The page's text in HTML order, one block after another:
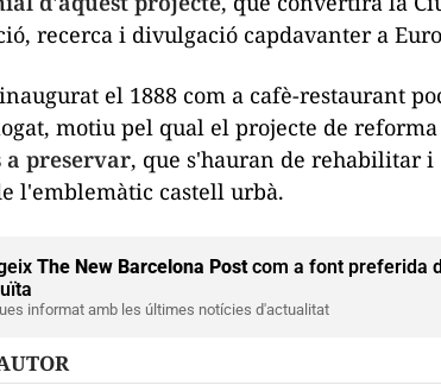
recerca i divulgació capdavanter a
el 1888 com a cafè-restaurant
motiu pel qual el projecte de
a preservar, que s'hauran de rehabilitar
l'emblemàtic castell urbà.
The New Barcelona Postcom a font preferida
informat amb les últimes notícies d'actualitat